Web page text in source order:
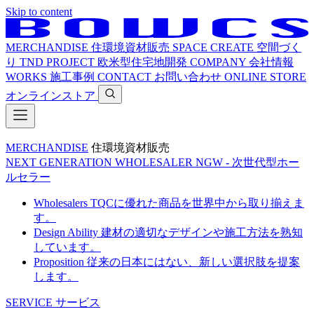
Skip to content
MERCHANDISE 住環境資材販売 SPACE CREATE 空間づく
り TND PROJECT 欧米型住宅地開発 COMPANY 会社情報
WORKS 施工事例 CONTACT お問い合わせ ONLINE STORE
オンラインストア
MERCHANDISE 住環境資材販売
NEXT GENERATION WHOLESALER NGW - 次世代型ホー
ルセラー
Wholesalers TQCに優れた商品を世界中から取り揃えま
す。
Design Ability 建材の適切なデザインや施工方法を熟知
しています。
Proposition 従来の日本にはない、新しい選択肢を提案
します。
SERVICE サービス